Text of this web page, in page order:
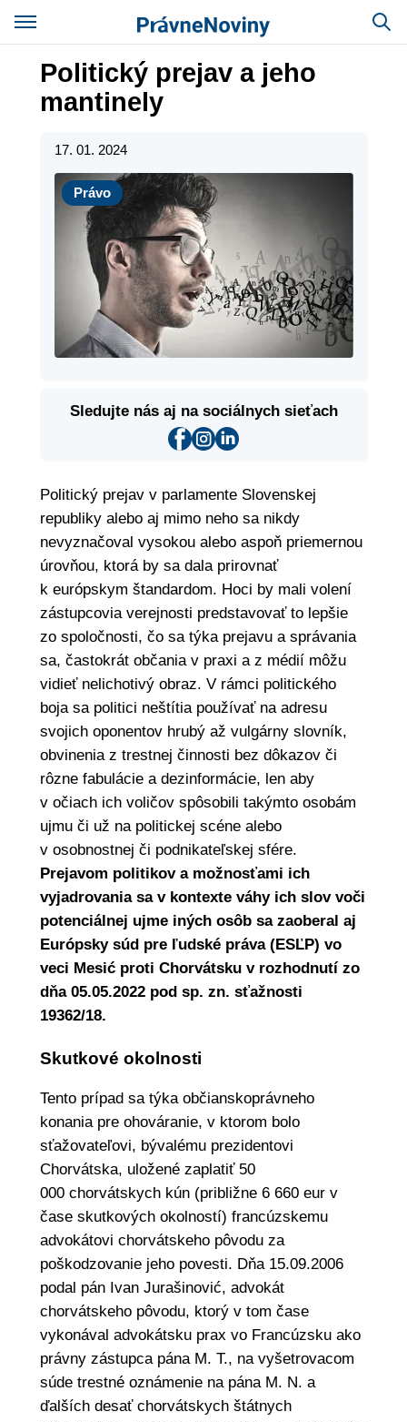
Politický prejav a jeho
mantinely
17. 01. 2024
Právo
Právo
Sledujte nás aj na sociálnych sieťach
Politický prejav v parlamente Slovenskej
republiky alebo aj mimo neho sa nikdy
nevyznačoval vysokou alebo aspoň priemernou
úrovňou, ktorá by sa dala prirovnať
k európskym štandardom. Hoci by mali volení
zástupcovia verejnosti predstavovať to lepšie
zo spoločnosti, čo sa týka prejavu a správania
sa, častokrát občania v praxi a z médií môžu
vidieť nelichotivý obraz. V rámci politického
boja sa politici neštítia používať na adresu
svojich oponentov hrubý až vulgárny slovník,
obvinenia z trestnej činnosti bez dôkazov či
rôzne fabulácie a dezinformácie, len aby
v očiach ich voličov spôsobili takýmto osobám
ujmu či už na politickej scéne alebo
v osobnostnej či podnikateľskej sfére.
Prejavom politikov a možnosťami ich
vyjadrovania sa v kontexte váhy ich slov voči
potenciálnej ujme iných osôb sa zaoberal aj
Európsky súd pre ľudské práva (ESĽP) vo
veci Mesić proti Chorvátsku v rozhodnutí zo
dňa 05.05.2022 pod sp. zn. sťažnosti
19362/18.
Skutkové okolnosti
Tento prípad sa týka občianskoprávneho
konania pre ohováranie, v ktorom bolo
sťažovateľovi, bývalému prezidentovi
Chorvátska, uložené zaplatiť 50
000 chorvátskych kún (približne 6 660 eur v
čase skutkových okolností) francúzskemu
advokátovi chorvátskeho pôvodu za
poškodzovanie jeho povesti. Dňa 15.09.2006
podal pán Ivan Jurašinović, advokát
chorvátskeho pôvodu, ktorý v tom čase
vykonával advokátsku prax vo Francúzsku ako
právny zástupca pána M. T., na vyšetrovacom
súde trestné oznámenie na pána M. N. a
ďalších desať chorvátskych štátnych